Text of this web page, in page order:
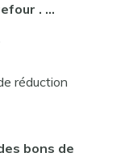
. …
réduction
bons de